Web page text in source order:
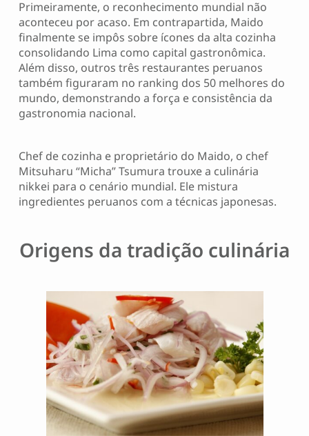
Primeiramente, o reconhecimento mundial não
aconteceu por acaso. Em contrapartida, Maido
finalmente se impôs sobre ícones da alta cozinha
consolidando Lima como capital gastronômica.
Além disso, outros três restaurantes peruanos
também figuraram no ranking dos 50 melhores do
mundo, demonstrando a força e consistência da
gastronomia nacional.
Chef de cozinha e proprietário do Maido, o chef
Mitsuharu “Micha” Tsumura trouxe a culinária
nikkei para o cenário mundial. Ele mistura
ingredientes peruanos com a técnicas japonesas.
Origens da tradição culinária